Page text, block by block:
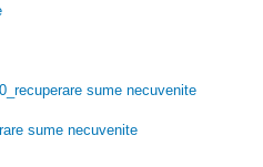
sume necuvenite
sume necuvenite